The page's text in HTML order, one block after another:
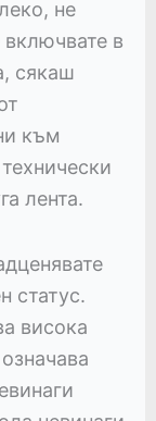
не
включвате в
сякаш
към
лента.
статус.
висока